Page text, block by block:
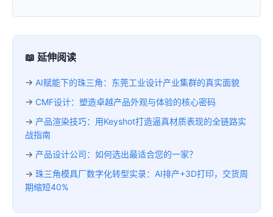
📖 延伸阅读
→ AI赋能下的珠三角：东莞工业设计产业集群的真实面貌
→ CMF设计：塑造卓越产品外观与体验的核心密码
→ 产品渲染技巧：用Keyshot打造逼真材质表现的全链路实
战指南
→ 产品设计公司：如何选出最适合您的一家？
→ 珠三角模具厂数字化转型实录：AI排产+3D打印，交货周
期缩短40%